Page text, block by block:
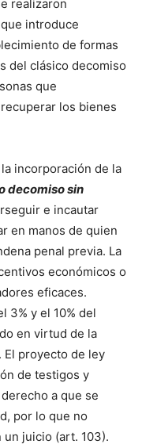
realizaron
introduce
de formas
del clásico decomiso
que
los bienes
incorporación de la
decomiso sin
e incautar
en manos de quien
penal previa. La
económicos o
eficaces.
3% y el 10% del
en virtud de la
El proyecto de ley
de testigos y
a que se
por lo que no
juicio (art. 103).